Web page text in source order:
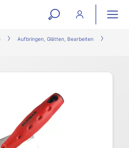
open
search
Aufbringen, Glätten, Bearbeiten